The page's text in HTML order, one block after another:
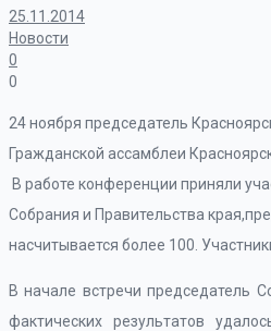
25.11.2014
Новости
0
0
24 ноября председатель
Гражданской ассамблеи
В работе конференции приняли
Собрания и Правительства
насчитывается более 100.
В начале встречи председатель
фактических результатов